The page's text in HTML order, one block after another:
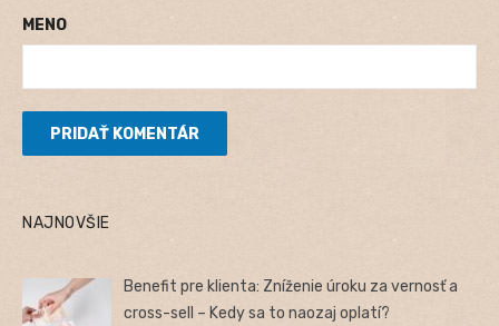
MENO
NAJNOVŠIE
Benefit pre klienta: Zníženie úroku za vernosť a
cross-sell – Kedy sa to naozaj oplatí?